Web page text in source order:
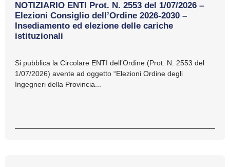
NOTIZIARIO ENTI Prot. N. 2553 del 1/07/2026 –
Elezioni Consiglio dell’Ordine 2026-2030 –
Insediamento ed elezione delle cariche
istituzionali
Si pubblica la Circolare ENTI dell’Ordine (Prot. N. 2553 del
1/07/2026) avente ad oggetto “Elezioni Ordine degli
Ingegneri della Provincia...